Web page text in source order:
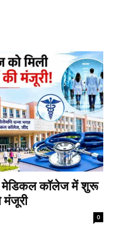
मेडिकल कॉलेज में शुरू
मंजूरी
0